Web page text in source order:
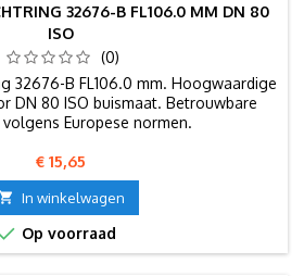
32676-B FL106.0 MM DN 80
ISO
(0)
32676-B FL106.0 mm. Hoogwaardige
DN 80 ISO buismaat. Betrouwbare
Europese normen.
Prijs
€ 15,65
In winkelwagen
 Op voorraad